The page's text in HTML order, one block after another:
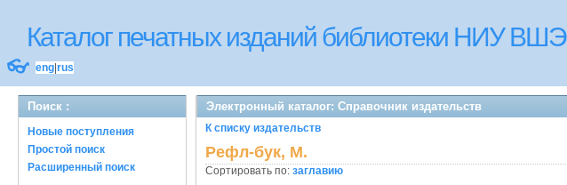
Каталог печатных изданий библиотеки НИУ ВШЭ
👓 eng rus
Поиск :
Новые поступления
Простой поиск
Расширенный поиск
Электронный каталог: Справочник издательств
К списку издательств
Рефл-бук, М.
Сортировать по: заглавию